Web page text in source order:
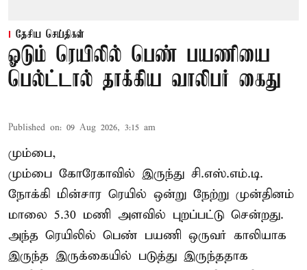
தேசிய செய்திகள்
ஓடும் ரெயிலில் பெண் பயணியை
பெல்ட்டால் தாக்கிய வாலிபர் கைது
Published on: 09 Aug 2026, 3:15 am
மும்பை,
மும்பை கோரேகாவில் இருந்து சி.எஸ்.எம்.டி.
நோக்கி மின்சார ரெயில் ஒன்று நேற்று முன்தினம்
மாலை 5.30 மணி அளவில் புறப்பட்டு சென்றது.
அந்த ரெயிலில் பெண் பயணி ஒருவர் காலியாக
இருந்த இருக்கையில் படுத்து இருந்ததாக